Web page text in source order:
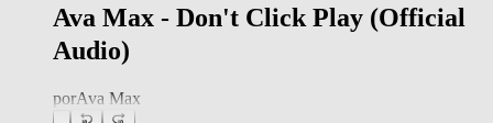
Ava Max - Don't Click Play (Official
Audio)
porAva Max